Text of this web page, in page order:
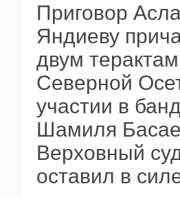
Приговор
Яндиеву
двум
Северной
участии в
Шамиля
Верховный
оставил в